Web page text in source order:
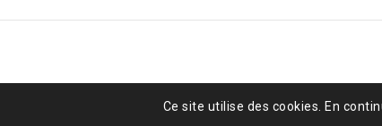
Ce site utilise des cookies. En